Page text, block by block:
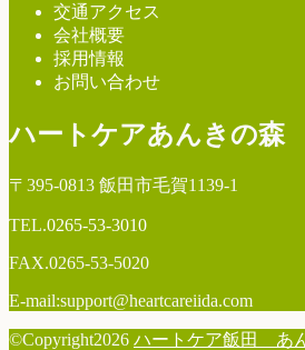
交通アクセス
会社概要
採用情報
お問い合わせ
ハートケアあんきの森
〒395-0813 飯田市毛賀1139-1
TEL.0265-53-3010
FAX.0265-53-5020
E-mail:support@heartcareiida.com
©Copyright2026 ハートケア飯田 あ